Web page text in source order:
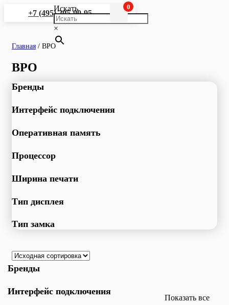
+7 (495) 295-90-95
Искать
×
0
Главная / BPO
BPO
Бренды
Интерфейс подключения
Оперативная память
Процессор
Ширина печати
Тип дисплея
Тип замка
Бренды
Интерфейс подключения
Показать все